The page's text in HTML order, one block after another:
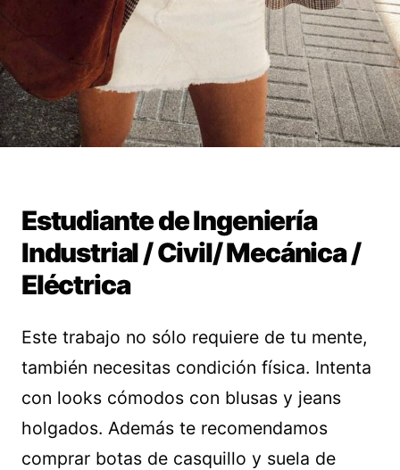
Estudiante de Ingeniería
Industrial / Civil/ Mecánica /
Eléctrica
Este trabajo no sólo requiere de tu mente,
también necesitas condición física. Intenta
con looks cómodos con blusas y jeans
holgados. Además te recomendamos
comprar botas de casquillo y suela de